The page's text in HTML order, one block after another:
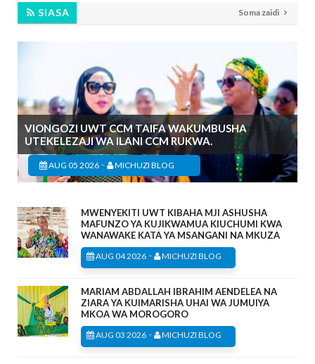
SIASA Soma zaidi
VIONGOZI UWT CCM TAIFA WAKUMBUSHA
UTEKELEZAJI WA ILANI CCM RUKWA.
AUG 05 2026 - MICHUZI BLOG
MWENYEKITI UWT KIBAHA MJI ASHUSHA
MAFUNZO YA KUJIKWAMUA KIUCHUMI KWA
WANAWAKE KATA YA MSANGANI NA MKUZA
AUG 04 2026 - MICHUZI BLOG
MARIAM ABDALLAH IBRAHIM AENDELEA NA
ZIARA YA KUIMARISHA UHAI WA JUMUIYA
MKOA WA MOROGORO
AUG 03 2026 - MICHUZI BLOG